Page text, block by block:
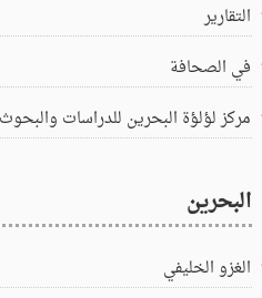
التقارير
في الصحافة
مركز لؤلؤة البحرين للدراسات والبحوث
البحرين
الغزو الخليفي